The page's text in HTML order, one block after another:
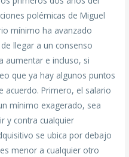
polémicas de Miguel
mínimo ha avanzado
llegar a un consenso
aumentar e incluso, si
que ya hay algunos puntos
acuerdo. Primero, el salario
mínimo exagerado, sea
y contra cualquier
se ubica por debajo
menor a cualquier otro